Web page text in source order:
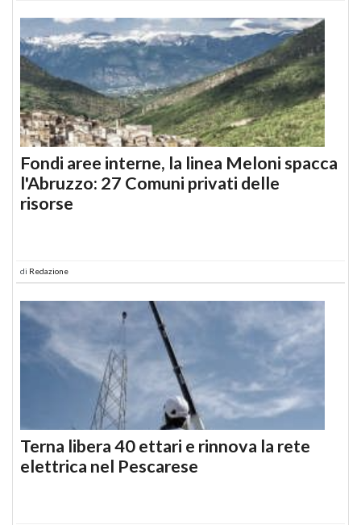
Fondi aree interne, la linea Meloni spacca
l'Abruzzo: 27 Comuni privati delle
risorse
di Redazione
Terna libera 40 ettari e rinnova la rete
elettrica nel Pescarese